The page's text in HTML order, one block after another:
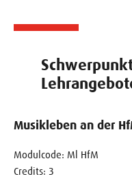
Musikleben an der
Modulcode: Ml HfM
Credits: 3